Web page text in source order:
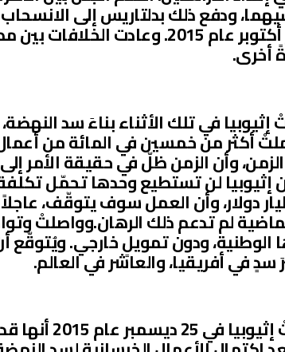
ودفع ذلك بدلتاريس إلى
نهاية شهر أكتوبر عام 2015.
أخرى.
أكثر من خمسين في المائة من
وأن الزمن ظلّ في حقيقة الأمر
لن تستطيع وحدها تحمّل تكلفة
دولار، وأن العمل سوف يتوقّف،
لم تدعم ذلك الرهان.وواصلتْ
في أفريقيا، والعاشر في العالم.
رابعاً: أعلنتْ